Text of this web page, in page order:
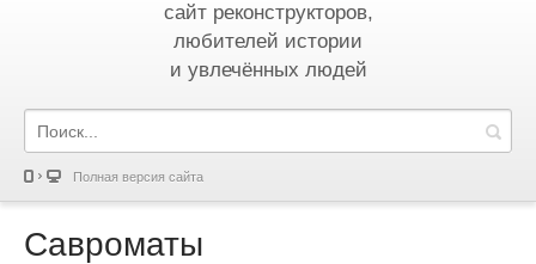
сайт реконструкторов,
любителей истории
и увлечённых людей
Полная версия сайта
Савроматы